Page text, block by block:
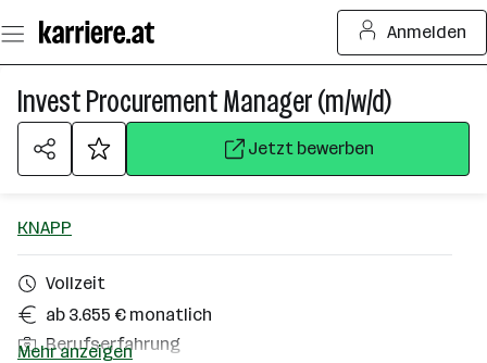
Seiteninhalt
springen
Anmelden
Invest Procurement Manager (m/w/d)
Jetzt bewerben
KNAPP
Vollzeit
ab 3.655 € monatlich
Berufserfahrung
Mehr anzeigen